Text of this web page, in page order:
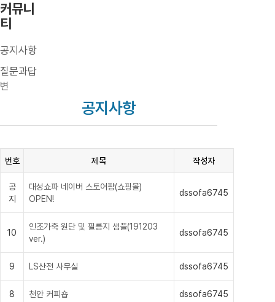
커뮤니
티
공지사항
질문과답
변
공지사항
번호 제목 작성자
공
지
대성쇼파 네이버 스토어팜(쇼핑몰)
OPEN!
dssofa6745
10
인조가죽 원단 및 필름지 샘플(191203
ver.)
dssofa6745
9 LS산전 사무실 dssofa6745
8 천안 커피숍 dssofa6745